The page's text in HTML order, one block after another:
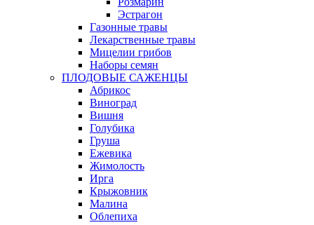
Эстрагон
Газонные травы
Лекарственные травы
Мицелии грибов
Наборы семян
ПЛОДОВЫЕ САЖЕНЦЫ
Абрикос
Виноград
Вишня
Голубика
Груша
Ежевика
Жимолость
Ирга
Крыжовник
Малина
Облепиха